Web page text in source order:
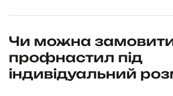
Чи можна
профнастил під
індивідуальний